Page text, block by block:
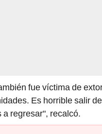
fue víctima de
Es horrible salir
a regresar", recalcó.